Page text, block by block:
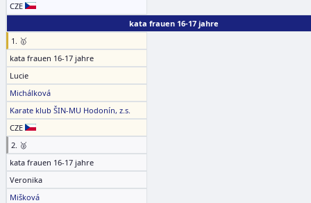
CZE
kata frauen 16-17 jahre
1. 🥇
kata frauen 16-17 jahre
Lucie
Michálková
Karate klub ŠIN-MU Hodonín, z.s.
CZE
2. 🥈
kata frauen 16-17 jahre
Veronika
Mišková